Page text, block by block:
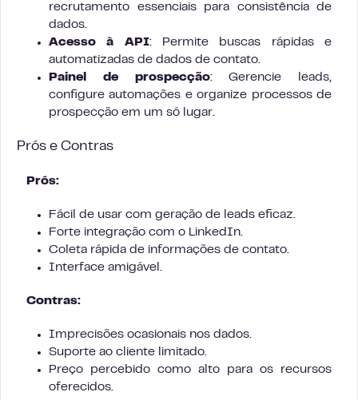
recrutamento essenciais para consistência de
dados.
Acesso à API: Permite buscas rápidas e
automatizadas de dados de contato.
Painel de prospecção: Gerencie leads,
configure automações e organize processos de
prospecção em um só lugar.
Prós e Contras
Prós:
Fácil de usar com geração de leads eficaz.
Forte integração com o LinkedIn.
Coleta rápida de informações de contato.
Interface amigável.
Contras:
Imprecisões ocasionais nos dados.
Suporte ao cliente limitado.
Preço percebido como alto para os recursos
oferecidos.